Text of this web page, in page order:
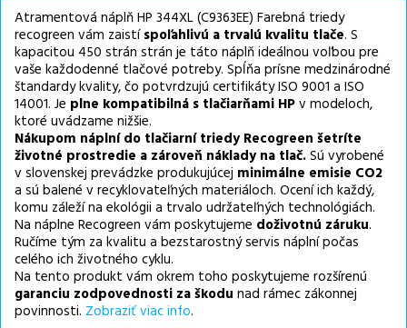
Atramentová náplň HP 344XL (C9363EE) Farebná triedy
recogreen vám zaistíspoľahlivú a trvalú kvalitu tlače. S
kapacitou 450 strán strán je táto náplň ideálnou voľbou pre
vaše každodenné tlačové potreby. Spĺňa prísne medzinárodné
štandardy kvality, čo potvrdzujú certifikáty ISO 9001 a ISO
14001. Je plne kompatibilná s tlačiarňami HPv modeloch,
ktoré uvádzame nižšie.
Nákupom náplní do tlačiarní triedy Recogreen šetríte
životné prostredie a zároveň náklady na tlač.Sú vyrobené
v slovenskej prevádzke produkujúcej minimálne emisie CO2
a sú balené v recyklovateľných materiáloch. Ocení ich každý,
komu záleží na ekológii a trvalo udržateľných technológiách.
Na náplne Recogreen vám poskytujeme doživotnú záruku.
Ručíme tým za kvalitu a bezstarostný servis náplní počas
celého ich životného cyklu.
Na tento produkt vám okrem toho poskytujeme rozšírenú
garanciu zodpovednosti za škodu nad rámec zákonnej
povinnosti. Zobraziť viac info.